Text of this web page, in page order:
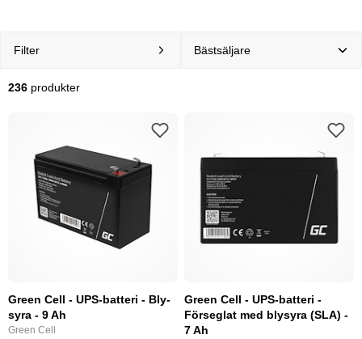
Filter
236 produkter
Green Cell - UPS-batteri - Bly-
syra - 9 Ah
Green Cell
Green Cell - UPS-batteri -
Förseglat med blysyra (SLA) -
7 Ah